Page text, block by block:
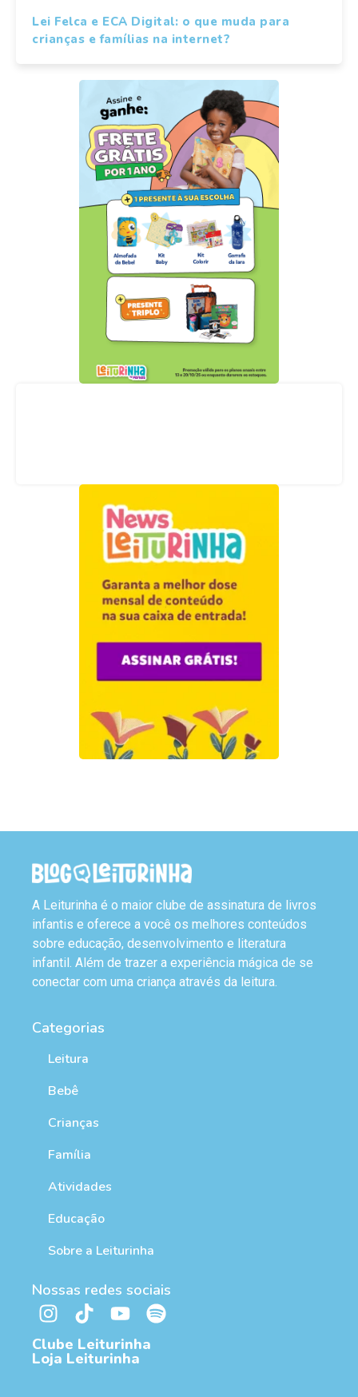
Lei Felca e ECA Digital: o que muda para
crianças e famílias na internet?
A Leiturinha é o maior clube de assinatura de livros
infantis e oferece a você os melhores conteúdos
sobre educação, desenvolvimento e literatura
infantil. Além de trazer a experiência mágica de se
conectar com uma criança através da leitura.
Categorias
Leitura
Bebê
Crianças
Família
Atividades
Educação
Sobre a Leiturinha
Nossas redes sociais
Clube Leiturinha
Loja Leiturinha